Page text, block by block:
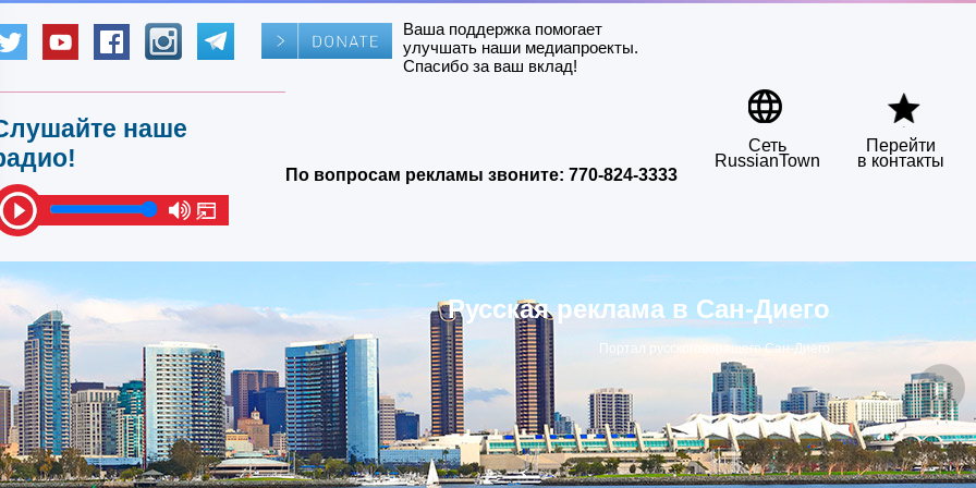
Ваша поддержка помогает
улучшать наши медиапроекты.
Спасибо за ваш вклад!
наше
По вопросам рекламы звоните: 770-824-3333
Сеть
RussianTown
Перейти
в контакты
Русская реклама в Сан-Диего
Портал русскоговорящего Сан-Диего
▶